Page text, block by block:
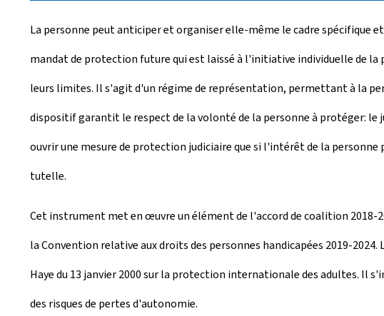
La personne peut anticiper et organiser elle-même le cadre
mandat de protection future qui est laissé à l'initiative individuelle de la
leurs limites. Il s'agit d'un régime de représentation, permettant à la
dispositif garantit le respect de la volonté de la personne à protéger:
ouvrir une mesure de protection judiciaire que si l'intérêt de la
tutelle.
Cet instrument met en œuvre un élément de l'accord de coalition 2018-
la Convention relative aux droits des personnes handicapées 2019-
Haye du 13 janvier 2000 sur la protection internationale des adultes. Il
des risques de pertes d'autonomie.